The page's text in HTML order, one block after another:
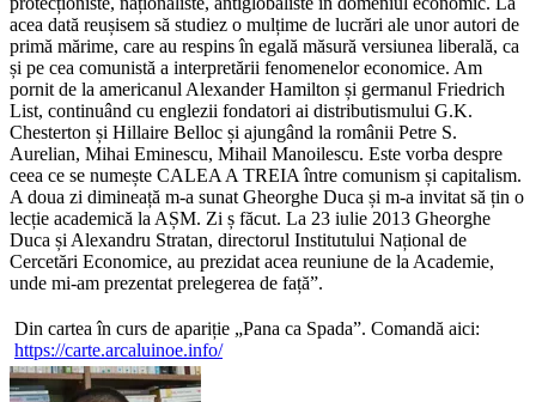
acea dată reușisem să studiez o mulțime de lucrări ale unor autori de
primă mărime, care au respins în egală măsură versiunea liberală, ca
și pe cea comunistă a interpretării fenomenelor economice. Am
pornit de la americanul Alexander Hamilton și germanul Friedrich
List, continuând cu englezii fondatori ai distributismului G.K.
Chesterton și Hillaire Belloc și ajungând la românii Petre S.
Aurelian, Mihai Eminescu, Mihail Manoilescu. Este vorba despre
ceea ce se numește CALEA A TREIA între comunism și capitalism.
A doua zi dimineață m-a sunat Gheorghe Duca și m-a invitat să țin o
lecție academică la AȘM. Zi ș făcut. La 23 iulie 2013 Gheorghe
Duca și Alexandru Stratan, directorul Institutului Național de
Cercetări Economice, au prezidat acea reuniune de la Academie,
unde mi-am prezentat prelegerea de față”.
Din cartea în curs de apariție „Pana ca Spada”. Comandă aici:
https://carte.arcaluinoe.info/